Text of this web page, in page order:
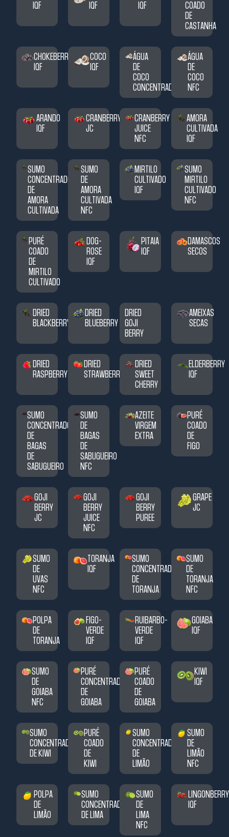
IQF
IQF
IQF
COADO
DE
CASTANHA
CHOKEBERRY
IQF
COCO
IQF
ÁGUA
DE
COCO
CONCENTRADA
ÁGUA
DE
COCO
NFC
ARANDO
IQF
CRANBERRY
JC
CRANBERRY
JUICE
NFC
AMORA
CULTIVADA
IQF
SUMO
CONCENTRADO
DE
AMORA
CULTIVADA
SUMO
DE
AMORA
CULTIVADA
NFC
MIRTILO
CULTIVADO
IQF
SUMO
MIRTILO
CULTIVADO
NFC
PURÉ
COADO
DE
MIRTILO
CULTIVADO
DOG-
ROSE
IQF
PITAIA
IQF
DAMASCOS
SECOS
DRIED
BLACKBERRY
DRIED
BLUEBERRY
DRIED
GOJI
BERRY
AMEIXAS
SECAS
DRIED
RASPBERRY
DRIED
STRAWBERRY
DRIED
SWEET
CHERRY
ELDERBERRY
IQF
SUMO
CONCENTRADO
DE
BAGAS
DE
SABUGUEIRO
SUMO
DE
BAGAS
DE
SABUGUEIRO
NFC
AZEITE
VIRGEM
EXTRA
PURÉ
COADO
DE
FIGO
GOJI
BERRY
JC
GOJI
BERRY
JUICE
NFC
GOJI
BERRY
PUREE
GRAPE
JC
SUMO
DE
UVAS
NFC
TORANJA
IQF
SUMO
CONCENTRADO
DE
TORANJA
SUMO
DE
TORANJA
NFC
POLPA
DE
TORANJA
FIGO-
VERDE
IQF
RUIBARBO-
VERDE
IQF
GOIABA
IQF
SUMO
DE
GOIABA
NFC
PURÉ
CONCENTRADO
DE
GOIABA
PURÉ
COADO
DE
GOIABA
KIWI
IQF
SUMO
CONCENTRADO
DE KIWI
PURÉ
COADO
DE
KIWI
SUMO
CONCENTRADO
DE
LIMÃO
SUMO
DE
LIMÃO
NFC
POLPA
DE
LIMÃO
SUMO
CONCENTRADO
DE LIMA
SUMO
DE
LIMA
NFC
LINGONBERRY
IQF